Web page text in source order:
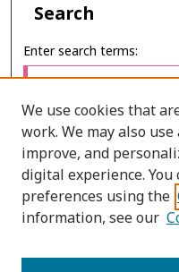
Search
Enter search terms:
Select context to search:
Advanced Search
We use cookies that
work. We may also
improve, and
digital experience. You
preferences using the
information, see our